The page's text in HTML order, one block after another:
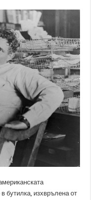
бутилка, изхврълена от